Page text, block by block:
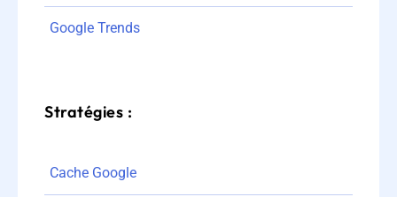
Google Trends
Stratégies :
Cache Google